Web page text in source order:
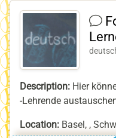
Description: Hier
-Lehrende
Location: Basel, ,